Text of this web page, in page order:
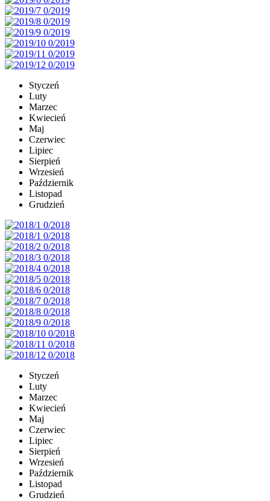
Styczeń
Luty
Marzec
Kwiecień
Maj
Czerwiec
Lipiec
Sierpień
Wrzesień
Październik
Listopad
Grudzień
Styczeń
Luty
Marzec
Kwiecień
Maj
Czerwiec
Lipiec
Sierpień
Wrzesień
Październik
Listopad
Grudzień